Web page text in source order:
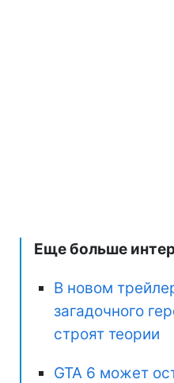
Еще больше
В новом
загадочного
строят теории
GTA 6 может